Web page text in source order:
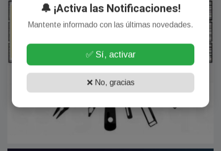
🔔 ¡Activa las Notificaciones!
Mantente informado con las últimas novedades.
✅ Sí, activar
❌ No, gracias